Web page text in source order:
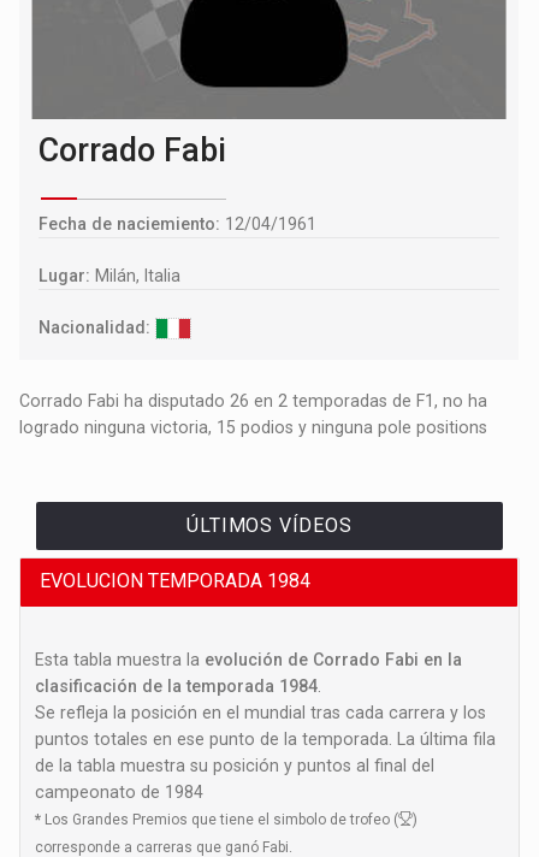
Corrado Fabi
Fecha de naciemiento: 12/04/1961
Lugar: Milán, Italia
Nacionalidad:
Corrado Fabi ha disputado 26 en 2 temporadas de F1, no ha
logrado ninguna victoria, 15 podios y ninguna pole positions
ÚLTIMOS VÍDEOS
EVOLUCION TEMPORADA 1984
Esta tabla muestra la evolución de Corrado Fabi en la
clasificación de la temporada 1984
Se refleja la posición en el mundial tras cada carrera y los
puntos totales en ese punto de la temporada. La última fila
de la tabla muestra su posición y puntos al final del
campeonato de 1984
* Los Grandes Premios que tiene el simbolo de trofeo (
)
corresponde a carreras que ganó Fabi.